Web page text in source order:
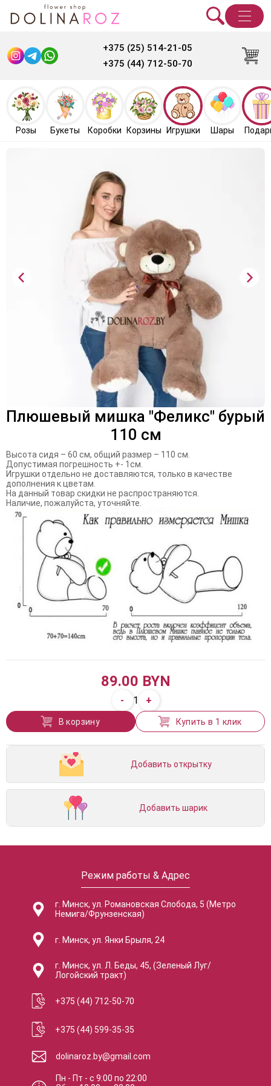
+375 (25) 514-21-05
+375 (44) 712-50-70
Розы Букеты Коробки Корзины Игрушки Шары
Плюшевый мишка "Феликс" бурый
110 см
Высота сидя – 60 см, общий размер – 110 см.
Допустимая погрешность +- 1см.
Игрушки отдельно не доставляются, только в качестве
дополнения к цветам.
На данный товар скидки не распространяются.
Наличие, пожалуйста, уточняйте.
89.00 BYN
- 1 +
В корзину Купить в 1 клик
Добавить открытку
Добавить шарик
Режим работы & Адрес
г. Минск, ул. Романовская Слобода, 5 (Метро
Немига/Фрунзенская)
г. Минск, ул. Янки Брыля, 24
г. Минск, ул. Л. Беды, 45, (Зеленый Луг/
Логойский тракт)
+375 (44) 712-50-70
+375 (44) 599-35-35
dolinaroz.by@gmail.com
Пн - Пт -с 9:00по 22:00